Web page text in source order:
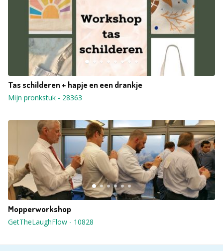
Tas schilderen + hapje en een drankje
Mijn pronkstuk - 28363
Mopperworkshop
GetTheLaughFlow - 10828